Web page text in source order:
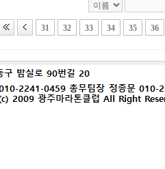
31 32 33 34 35 36